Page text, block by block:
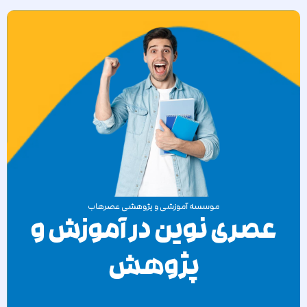
موسسه آموزشی و پژوهشی عصرهاب
عصری نوین در آموزش و
پژوهش